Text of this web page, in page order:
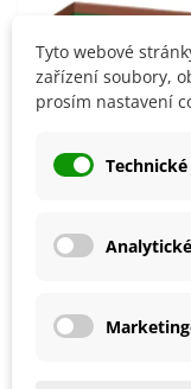
Přidat do košíku
- 500 g
Tyto webové
zařízení soubory,
prosím nastavení